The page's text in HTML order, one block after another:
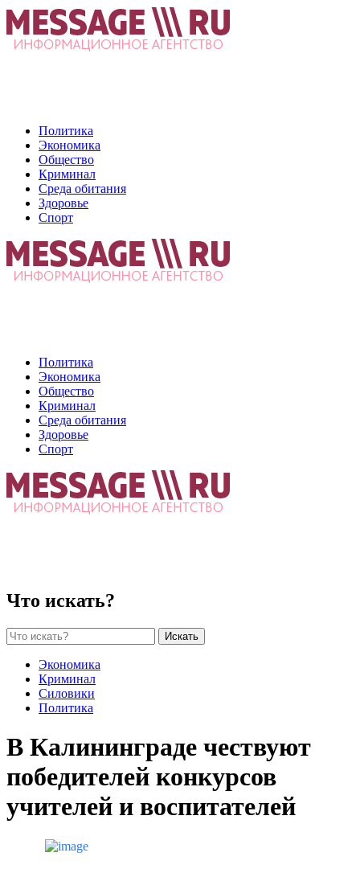
Политика
Экономика
Общество
Криминал
Среда обитания
Здоровье
Спорт
Политика
Экономика
Общество
Криминал
Среда обитания
Здоровье
Спорт
Что искать?
Искать
Экономика
Криминал
Силовики
Политика
В Калининграде чествуют
победителей конкурсов
учителей и воспитателей